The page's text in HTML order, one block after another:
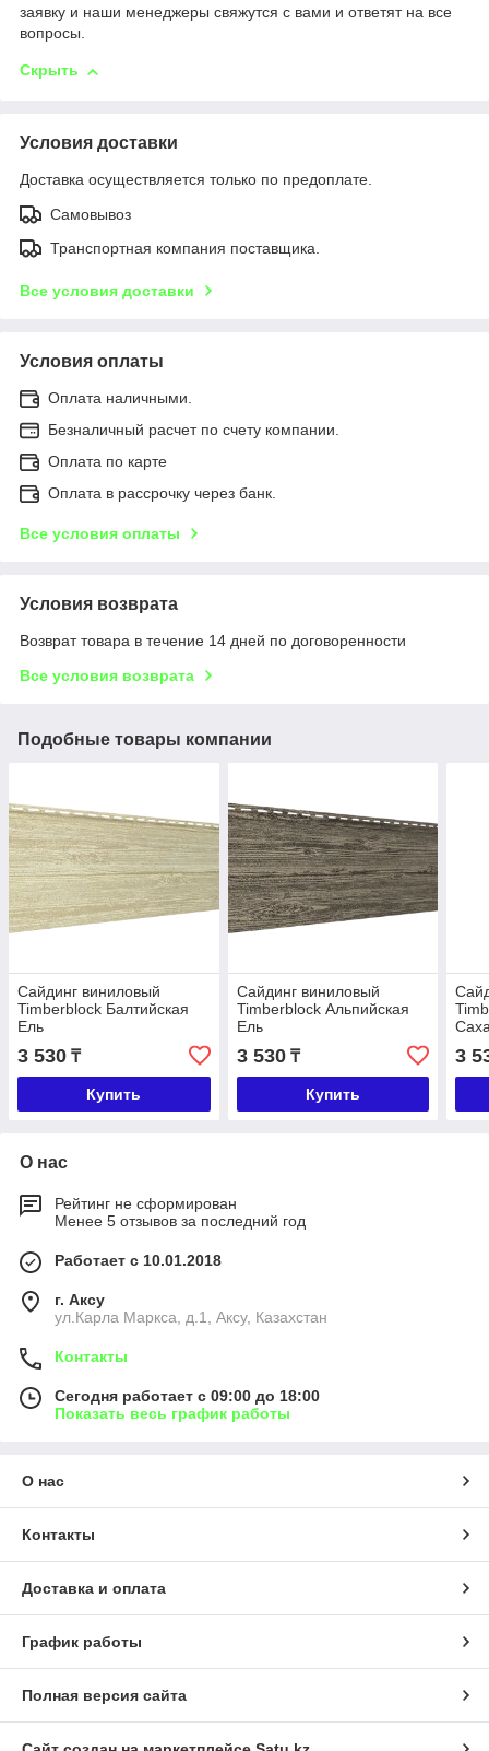
заявку и наши менеджеры свяжутся с вами и ответят на все
вопросы.
Скрыть
Условия доставки
Доставка осуществляется только по предоплате.
Самовывоз
Транспортная компания поставщика.
Все условия доставки
Условия оплаты
Оплата наличными.
Безналичный расчет по счету компании.
Оплата по карте
Оплата в рассрочку через банк.
Все условия оплаты
Условия возврата
Возврат товара в течение 14 дней по договоренности
Все условия возврата
Подобные товары компании
Сайдинг виниловый
Timberblock Балтийская
Ель
3 530 ₸
Купить
Сайдинг виниловый
Timberblock Альпийская
Ель
3 530₸
Купить
3
О нас
Рейтинг не сформирован
Менее 5 отзывов за последний год
Работает с 10.01.2018
г. Аксу
ул.Карла Маркса, д.1, Аксу, Казахстан
Контакты
Сегодня работает с 09:00 до 18:00
Показать весь график работы
О нас
Контакты
Доставка и оплата
График работы
Полная версия сайта